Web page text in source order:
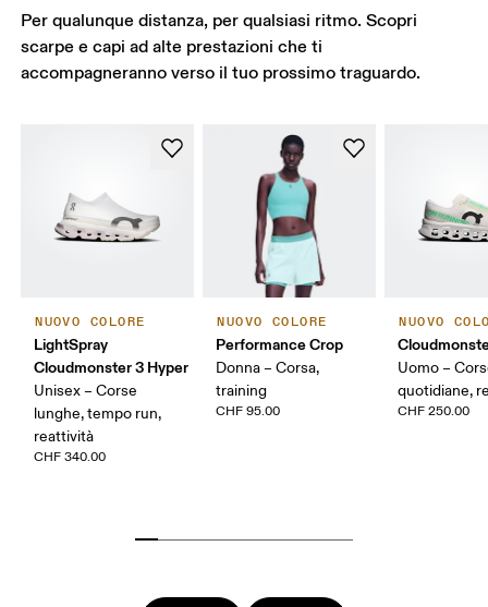
Per qualunque distanza, per qualsiasi ritmo. Scopri
scarpe e capi ad alte prestazioni che ti
accompagneranno verso il tuo prossimo traguardo.
NUOVO COLORE
LightSpray
Cloudmonster 3 Hyper
Unisex – Corse
lunghe, tempo run,
reattività
CHF 340.00
NUOVO COLORE
Performance Crop
Donna – Corsa,
training
CHF 95.00
NUOVO
Uomo –
quotidiane,
CHF 250.00